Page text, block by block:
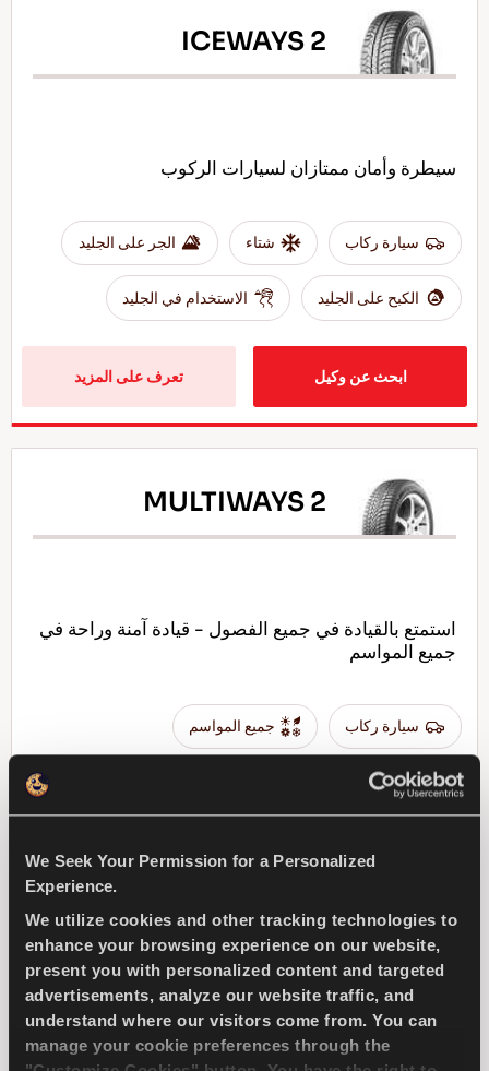
We Seek Your Permission for a Personalized
Experience.
We utilize cookies and other tracking technologies to
enhance your browsing experience on our website,
present you with personalized content and targeted
advertisements, analyze our website traffic, and
understand where our visitors come from. You can
manage your cookie preferences through the
ICEWAYS 2
سيطرة وأمان ممتازان لسيارات الركوب
سيارة ركاب شتاء الجر على الجليد
الكبح على الجليد الاستخدام في الجليد
ابحث عن وكيل تعرف على المزيد
MULTIWAYS 2
استمتع بالقيادة في جميع الفصول - قيادة آمنة وراحة في
جميع المواسم
سيارة ركاب جميع المواسم
الاستخدام في الثلج
الكبح في المناخ الرطب
ابحث عن وكيل تعرف على المزيد